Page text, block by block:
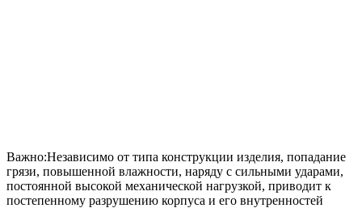
Важно:Независимо от типа конструкции изделия, попадание
грязи, повышенной влажности, наряду с сильными ударами,
постоянной высокой механической нагрузкой, приводит к
постепенному разрушению корпуса и его внутренностей